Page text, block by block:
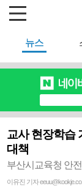
뉴스
교사 현장학습
대책
부산시교육청 안
이유진 기자